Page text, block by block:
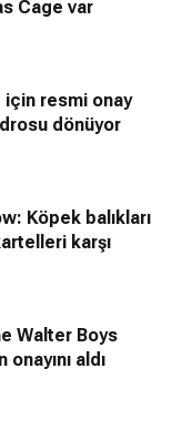
Cage var
resmi onay
dönüyor
Köpek balıkları
karşı
Walter Boys
aldı